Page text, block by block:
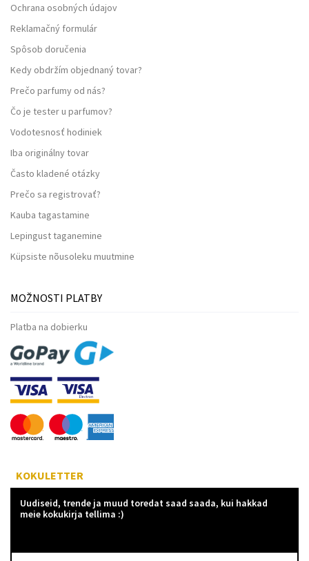
Ochrana osobných údajov
Reklamačný formulár
Spôsob doručenia
Kedy obdržím objednaný tovar?
Prečo parfumy od nás?
Čo je tester u parfumov?
Vodotesnosť hodiniek
Iba originálny tovar
Často kladené otázky
Prečo sa registrovať?
Kauba tagastamine
Lepingust taganemine
Küpsiste nõusoleku muutmine
MOŽNOSTI PLATBY
Platba na dobierku
KOKULETTER
Uudiseid, trende ja muud toredat saad saada, kui hakkad
meie kokukirja tellima :)